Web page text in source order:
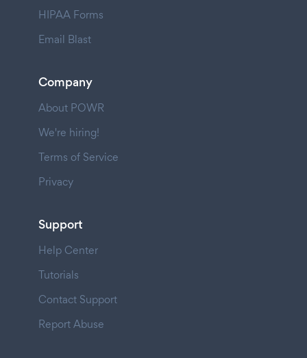
HIPAA Forms
Email Blast
Company
About POWR
We're hiring!
Terms of Service
Privacy
Support
Help Center
Tutorials
Contact Support
Report Abuse